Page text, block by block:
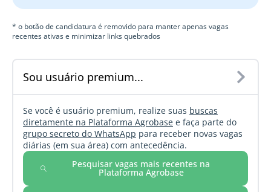
* o botão de candidatura é removido para manter apenas vagas
recentes ativas e minimizar links quebrados
Sou usuário premium...
Se você é usuário premium, realize suas buscas
diretamente na Plataforma Agrobase e faça parte do
grupo secreto do WhatsApp para receber novas vagas
diárias (em sua área) com antecedência.
Pesquisar vagas mais recentes na
Plataforma Agrobase